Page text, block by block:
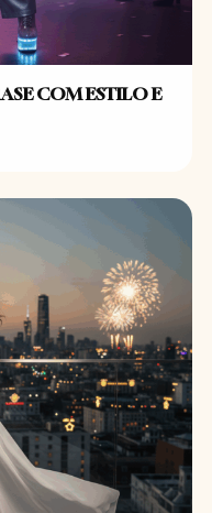
COM ESTILO E